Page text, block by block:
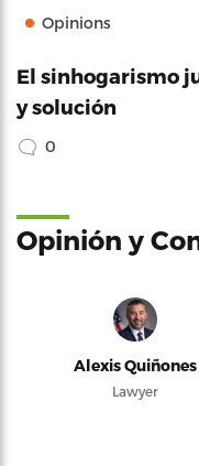
Opinions
El sinhogarismo
y solución
0
Opinión y
Alexis Quiñones
Lawyer